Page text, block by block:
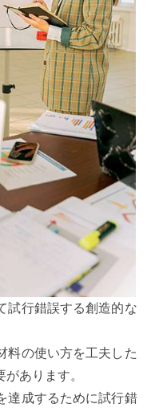
試行錯誤する創造的な
料の使い方を工夫した
あります。
達成するために試行錯